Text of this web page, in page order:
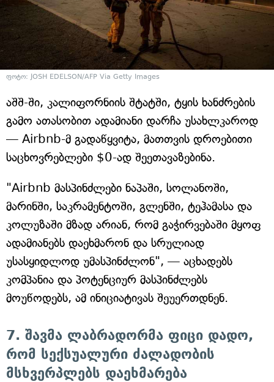
ფოტო: JOSH EDELSON/AFP Via Getty Images
აშშ-ში, კალიფორნიის შტატში, ტყის ხანძრების
გამო ათასობით ადამიანი დარჩა უსახლკაროდ
— Airbnb-მ გადაწყვიტა, მათთვის დროებითი
საცხოვრებლები $0-ად შეეთავაზებინა.
"Airbnb მასპინძლები ნაპაში, სოლანოში,
მარინში, საკრამენტოში, გლენში, ტეჰამასა და
კოლუზაში მზად არიან, რომ გაჭირვებაში მყოფ
ადამიანებს დაეხმარონ და სრულიად
უსასყიდლოდ უმასპინძლონ", — აცხადებს
კომპანია და პოტენციურ მასპინძლებს
მოუწოდებს, ამ ინიციატივას შეუერთდნენ.
7. შავმა ლაბრადორმა ფიცი დადო,
რომ სექსუალური ძალადობის
მსხვერპლებს დაეხმარება